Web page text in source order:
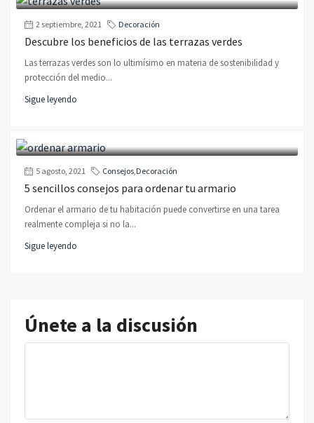
2 septiembre, 2021 Decoración
Descubre los beneficios de las terrazas verdes
Las terrazas verdes son lo ultimísimo en materia de sostenibilidad y
protección del medio...
Sigue leyendo
5 agosto, 2021 Consejos,Decoración
5 sencillos consejos para ordenar tu armario
Ordenar el armario de tu habitación puede convertirse en una tarea
realmente compleja si no la...
Sigue leyendo
Únete a la discusión